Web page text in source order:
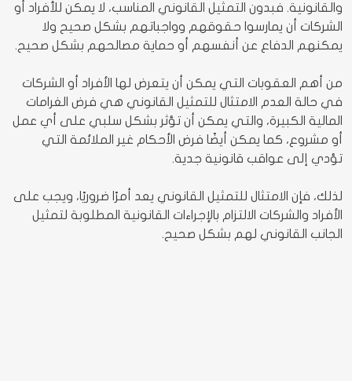
والقانونية. فبدون التمثيل القانوني المناسب، لا يمكن للأفراد أو
الشركات أن يمارسوا حقوقهم وواجباتهم بشكل صحيح ولا
يمكنهم الدفاع عن أنفسهم أو حماية مصالحهم بشكل صحيح.
من أهم العقوبات التي يمكن أن يتعرض لها الأفراد أو الشركات
في حالة العدم الامتثال للتمثيل القانوني هي فرض الغرامات
المالية الكبيرة، والتي يمكن أن تؤثر بشكل سلبي على أي عمل
أو مشروع، كما يمكن أيضًا فرض الأحكام غير الملائمة التي
تؤدي إلى عواقب قانونية جدية.
لذلك، فإن الامتثال للتمثيل القانوني يعد أمرًا ضروريًا، ويجب على
الأفراد والشركات الالتزام بالإجراءات القانونية المطلوبة لتمثيل
الجانب القانوني لهم بشكل صحيح.